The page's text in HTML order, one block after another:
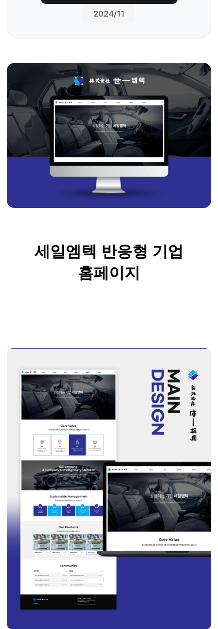
2024/11
세일엠텍 반응형 기업
홈페이지